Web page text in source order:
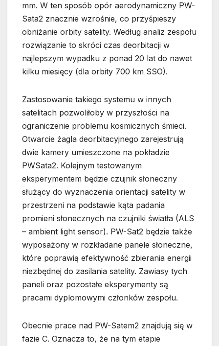
mm. W ten sposób opór aerodynamiczny PW-
Sata2 znacznie wzrośnie, co przyśpieszy
obniżanie orbity satelity. Według analiz zespołu
rozwiązanie to skróci czas deorbitacji w
najlepszym wypadku z ponad 20 lat do nawet
kilku miesięcy (dla orbity 700 km SSO).
Zastosowanie takiego systemu w innych
satelitach pozwoliłoby w przyszłości na
ograniczenie problemu kosmicznych śmieci.
Otwarcie żagla deorbitacyjnego zarejestrują
dwie kamery umieszczone na pokładzie
PWSata2. Kolejnym testowanym
eksperymentem będzie czujnik słoneczny
służący do wyznaczenia orientacji satelity w
przestrzeni na podstawie kąta padania
promieni słonecznych na czujniki światła (ALS
– ambient light sensor). PW-Sat2 będzie także
wyposażony w rozkładane panele słoneczne,
które poprawią efektywność zbierania energii
niezbędnej do zasilania satelity. Zawiasy tych
paneli oraz pozostałe eksperymenty są
pracami dyplomowymi członków zespołu.
Obecnie prace nad PW-Satem2 znajdują się w
fazie C. Oznacza to, że na tym etapie